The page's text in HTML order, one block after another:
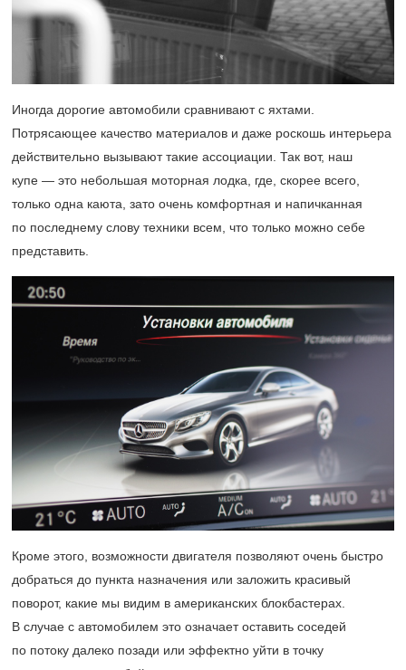
Иногда дорогие автомобили сравнивают с яхтами.
Потрясающее качество материалов и даже роскошь интерьера
действительно вызывают такие ассоциации. Так вот, наш
купе — это небольшая моторная лодка, где, скорее всего,
только одна каюта, зато очень комфортная и напичканная
по последнему слову техники всем, что только можно себе
представить.
Кроме этого, возможности двигателя позволяют очень быстро
добраться до пункта назначения или заложить красивый
поворот, какие мы видим в американских блокбастерах.
В случае с автомобилем это означает оставить соседей
по потоку далеко позади или эффектно уйти в точку